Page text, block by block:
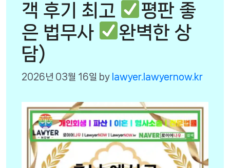
객 후기 최고
평판 좋
은 법무사
완벽한 상
담)
2026년 03월 16일 by lawyer.lawyernow.kr